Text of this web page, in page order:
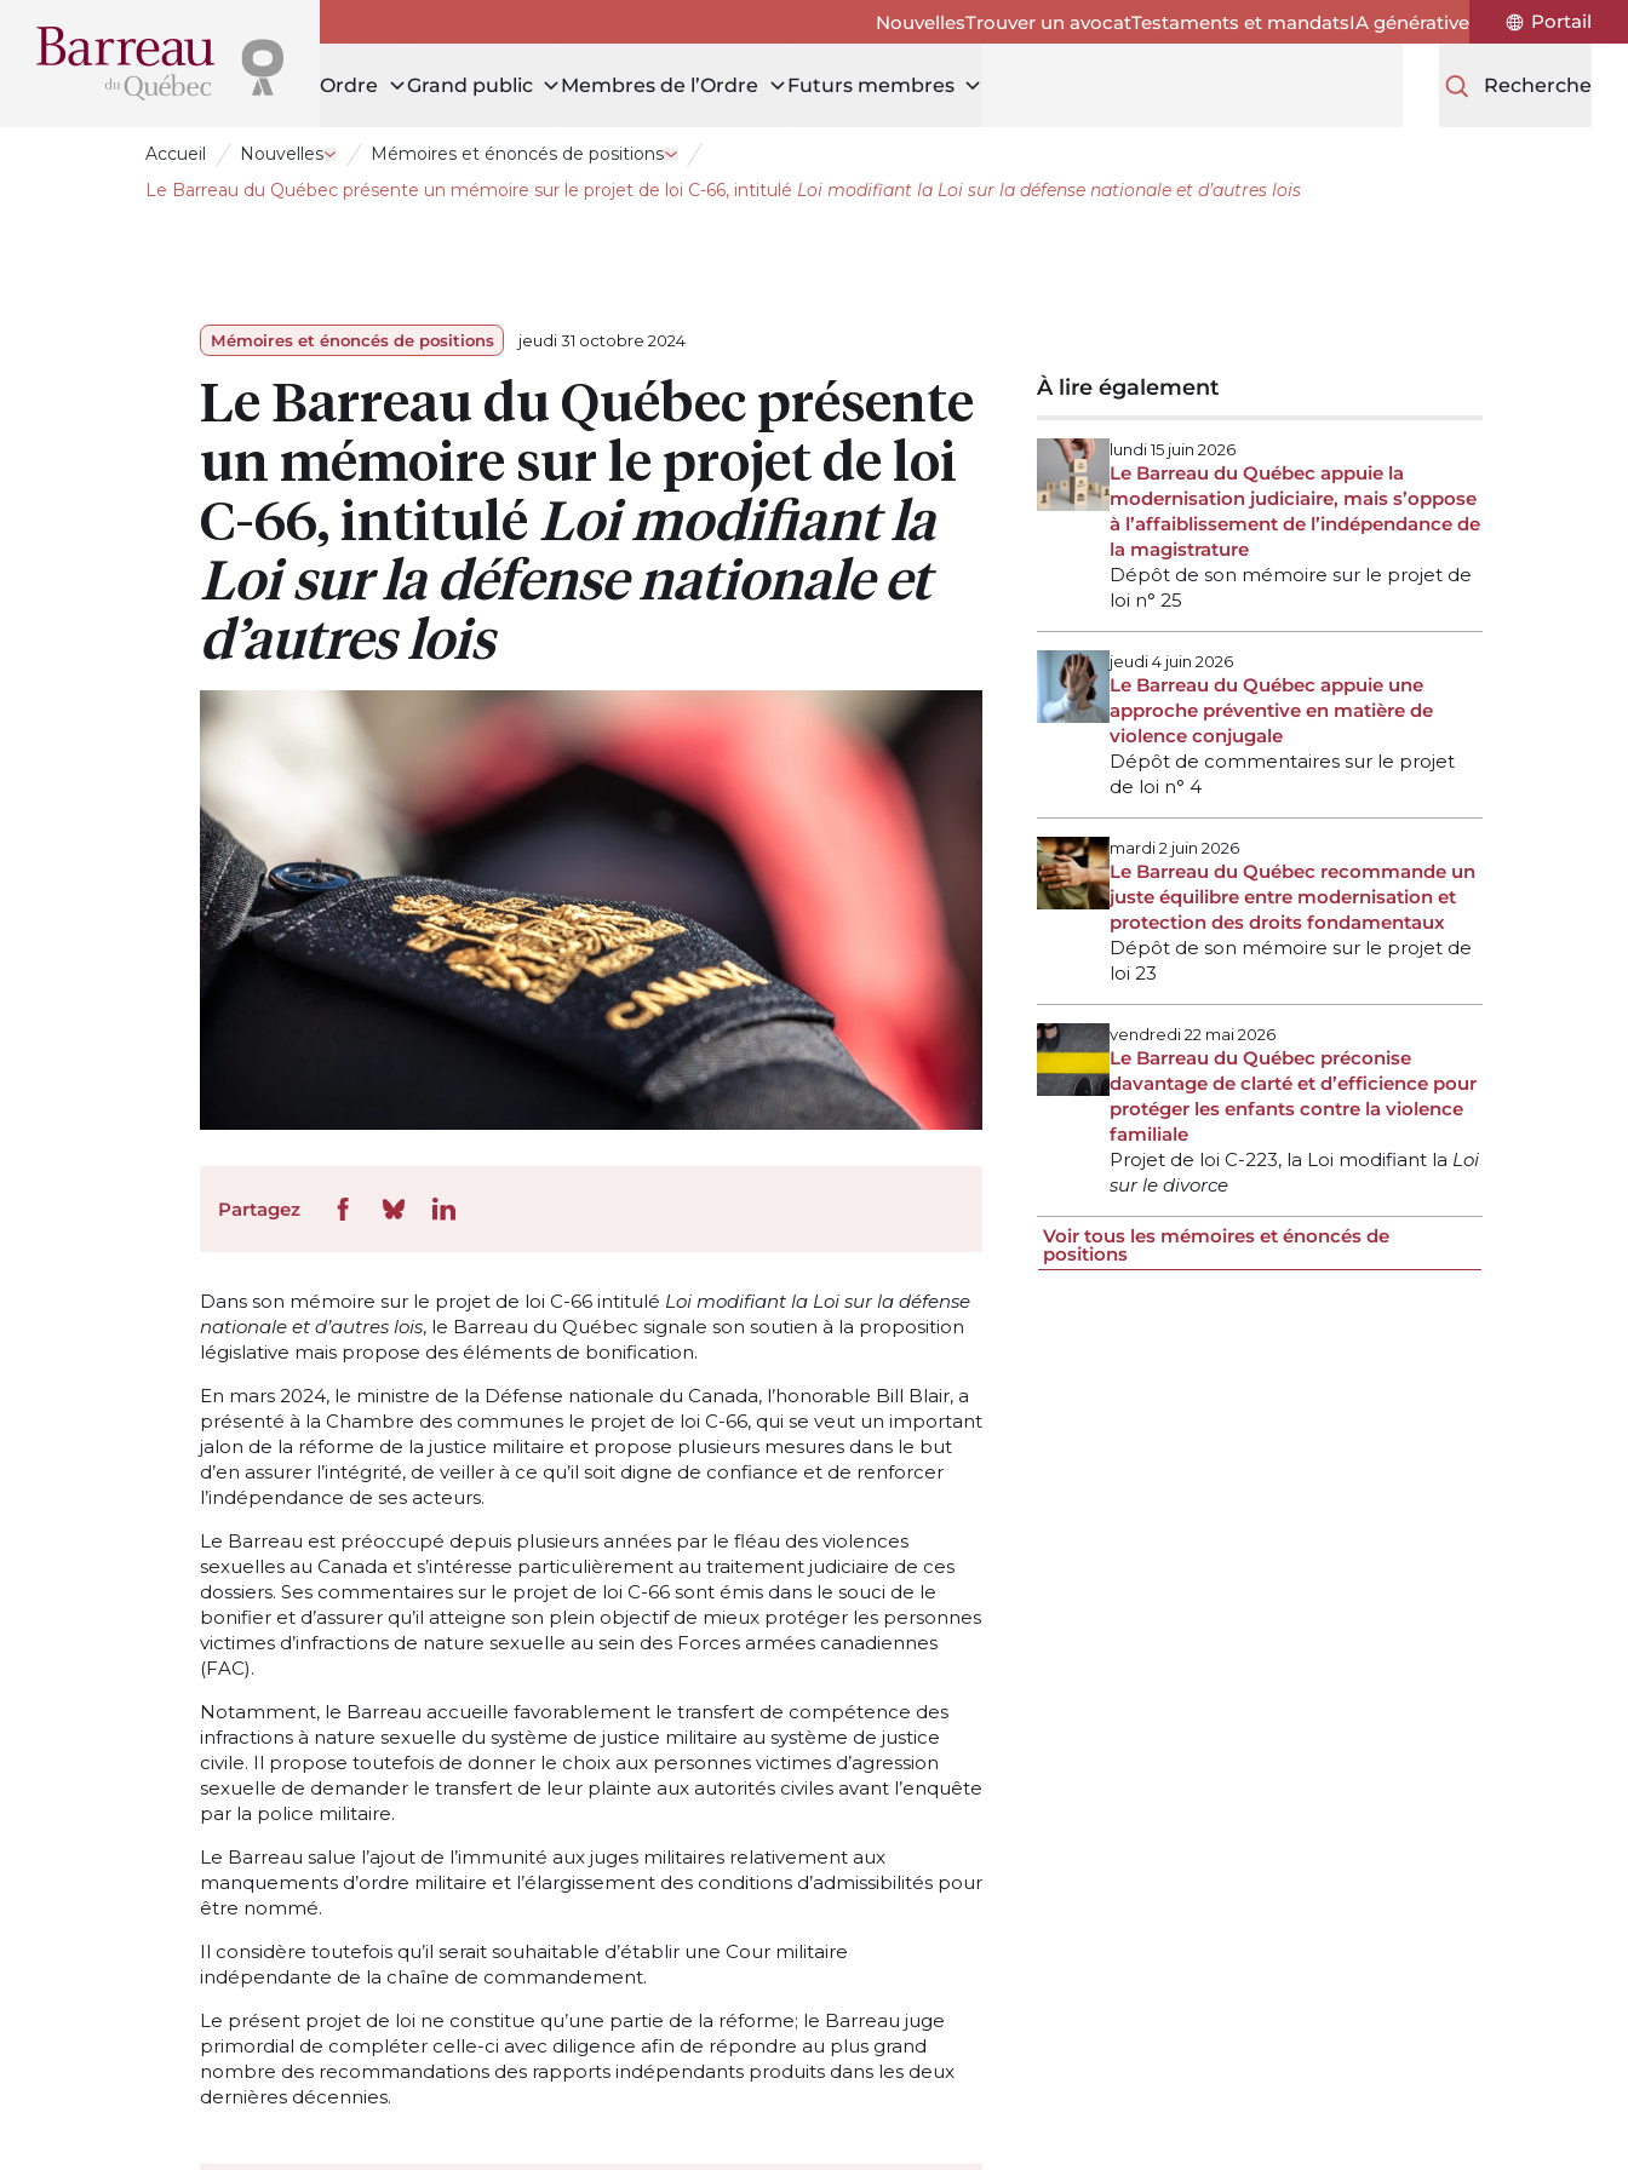
NouvellesTrouver un avocatTestaments et mandatsIA générative Portail
Ordre Grand public Membres de l’Ordre Futurs membres Recherche
Accueil Nouvelles Ouvrir le tiroir Nouvelles
Mémoires et énoncés de positions Ouvrir le tiroir Mémoires et énoncés de positions
Le Barreau du Québec présente un mémoire sur le projet de loi C-66, intitulé Loi modifiant la Loi sur la défense nationale et d’autres lois
Mémoires et énoncés de positions jeudi 31 octobre 2024
Le Barreau du Québec présente
un mémoire sur le projet de loi
C-66, intituléLoi modifiant la
Loi sur la défense nationale et
d’autres lois
Partagez
Dans son mémoire sur le projet de loi C-66 intitulé Loi modifiant la Loi sur la défense
nationale et d’autres lois, le Barreau du Québec signale son soutien à la proposition
législative mais propose des éléments de bonification.
En mars 2024, le ministre de la Défense nationale du Canada, l’honorable Bill Blair, a
présenté à la Chambre des communes le projet de loi C-66, qui se veut un important
jalon de la réforme de la justice militaire et propose plusieurs mesures dans le but
d’en assurer l’intégrité, de veiller à ce qu’il soit digne de confiance et de renforcer
l’indépendance de ses acteurs.
Le Barreau est préoccupé depuis plusieurs années par le fléau des violences
sexuelles au Canada et s’intéresse particulièrement au traitement judiciaire de ces
dossiers. Ses commentaires sur le projet de loi C-66 sont émis dans le souci de le
bonifier et d’assurer qu’il atteigne son plein objectif de mieux protéger les personnes
victimes d’infractions de nature sexuelle au sein des Forces armées canadiennes
(FAC).
Notamment, le Barreau accueille favorablement le transfert de compétence des
infractions à nature sexuelle du système de justice militaire au système de justice
civile. Il propose toutefois de donner le choix aux personnes victimes d’agression
sexuelle de demander le transfert de leur plainte aux autorités civiles avant l’enquête
par la police militaire.
Le Barreau salue l’ajout de l’immunité aux juges militaires relativement aux
manquements d’ordre militaire et l’élargissement des conditions d’admissibilités pour
être nommé.
Il considère toutefois qu’il serait souhaitable d’établir une Cour militaire
indépendante de la chaîne de commandement.
Le présent projet de loi ne constitue qu’une partie de la réforme; le Barreau juge
primordial de compléter celle-ci avec diligence afin de répondre au plus grand
nombre des recommandations des rapports indépendants produits dans les deux
dernières décennies.
À lire également
lundi 15 juin 2026
Le Barreau du Québec appuie la
modernisation judiciaire, mais s’oppose
à l’affaiblissement de l’indépendance de
la magistrature
Dépôt de son mémoire sur le projet de
loi n° 25
jeudi 4 juin 2026
Le Barreau du Québec appuie une
approche préventive en matière de
violence conjugale
Dépôt de commentaires sur le projet
de loi n° 4
mardi 2 juin 2026
Le Barreau du Québec recommande un
juste équilibre entre modernisation et
protection des droits fondamentaux
Dépôt de son mémoire sur le projet de
loi 23
vendredi 22 mai 2026
Le Barreau du Québec préconise
davantage de clarté et d’efficience pour
protéger les enfants contre la violence
familiale
Projet de loi C-223, la Loi modifiant la Loi
sur le divorce
Voir tous les mémoires et énoncés de
positions